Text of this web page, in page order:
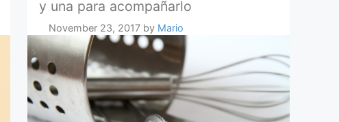
y una para acompañarlo
November 23, 2017 by Mario